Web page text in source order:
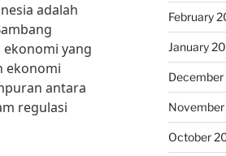
adalah
yang
ekonomi
antara
regulasi
February
January
October